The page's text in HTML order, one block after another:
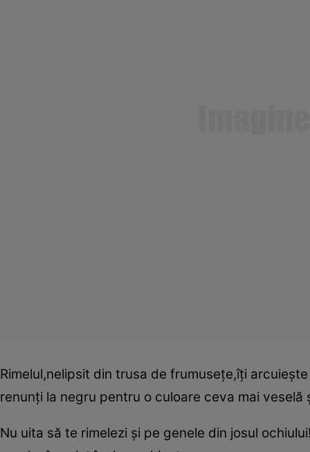
Rimelul,nelipsit din trusa de frumuseţe,îţi
renunţi la negru pentru o culoare ceva mai
Nu uita să te rimelezi şi pe genele din josul